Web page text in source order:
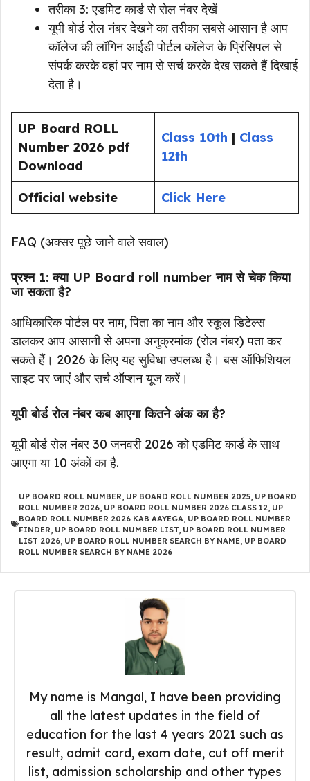
तरीका 3: एडमिट कार्ड से रोल नंबर देखें
यूपी बोर्ड रोल नंबर देखने का तरीका सबसे आसान है आप
कॉलेज की लॉगिन आईडी पोर्टल कॉलेज के प्रिंसिपल से
संपर्क करके वहां पर नाम से सर्च करके देख सकते हैं दिखाई
देता है।
UP Board ROLL
Number 2026 pdf
Download
Class 10th | Class
12th
Official website Click Here
FAQ (अक्सर पूछे जाने वाले सवाल)
प्रश्न 1: क्या UP Board roll number नाम से चेक किया
जा सकता है?
आधिकारिक पोर्टल पर नाम, पिता का नाम और स्कूल डिटेल्स
डालकर आप आसानी से अपना अनुक्रमांक (रोल नंबर) पता कर
सकते हैं। 2026 के लिए यह सुविधा उपलब्ध है। बस ऑफिशियल
साइट पर जाएं और सर्च ऑप्शन यूज करें।
यूपी बोर्ड रोल नंबर कब आएगा कितने अंक का है?
यूपी बोर्ड रोल नंबर 30 जनवरी 2026 को एडमिट कार्ड के साथ
आएगा या 10 अंकों का है.
UP BOARD ROLL NUMBER, UP BOARD ROLL NUMBER 2025, UP BOARD
ROLL NUMBER 2026, UP BOARD ROLL NUMBER 2026 CLASS 12, UP
BOARD ROLL NUMBER 2026 KAB AAYEGA, UP BOARD ROLL NUMBER
FINDER, UP BOARD ROLL NUMBER LIST, UP BOARD ROLL NUMBER
LIST 2026, UP BOARD ROLL NUMBER SEARCH BY NAME, UP BOARD
ROLL NUMBER SEARCH BY NAME 2026
My name is Mangal, I have been providing
all the latest updates in the field of
education for the last 4 years 2021 such as
result, admit card, exam date, cut off merit
list, admission scholarship and other types